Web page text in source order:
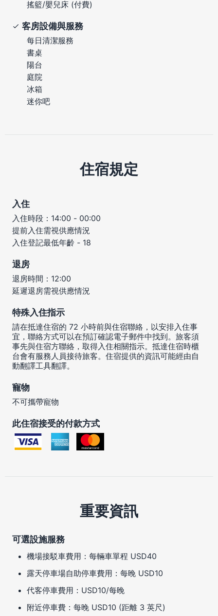
搖籃/嬰兒床 (付費)
客房設備與服務
每日清潔服務
書桌
陽台
庭院
冰箱
迷你吧
住宿規定
入住
入住時段：14:00 - 00:00
提前入住需視供應情況
入住登記最低年齡 - 18
退房
退房時間：12:00
延遲退房需視供應情況
特殊入住指示
請在抵達住宿的 72 小時前與住宿聯絡，以安排入住事
宜，聯絡方式可以在預訂確認電子郵件中找到。旅客須
事先與住宿方聯絡，取得入住相關指示。抵達住宿時櫃
台會有服務人員接待旅客。住宿提供的資訊可能經由自
動翻譯工具翻譯。
寵物
不可攜帶寵物
此住宿接受的付款方式
重要資訊
可選設施服務
機場接駁車費用：每輛車單程 USD40
露天停車場自助停車費用：每晚 USD10
代客停車費用：USD10/每晚
附近停車費：每晚 USD10 (距離 3 英尺)